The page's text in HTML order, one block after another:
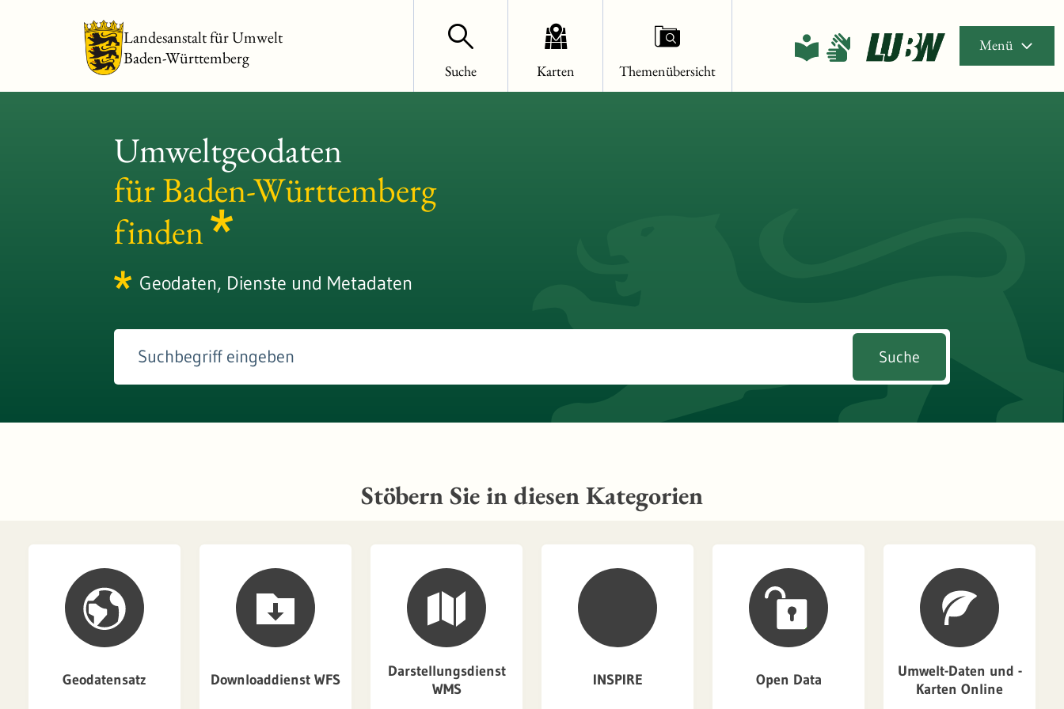
Landesanstalt für Umwelt
Baden-Württemberg
Suche Karten Themenübersicht
Menü
Umweltgeodaten
für Baden-Württemberg
finden
Geodaten, Dienste und Metadaten
Suche
Stöbern Sie in diesen Kategorien
Geodatensatz Downloaddienst WFS
Darstellungsdienst
WMS
INSPIRE Open Data
Umwelt-Daten und -
Karten Online